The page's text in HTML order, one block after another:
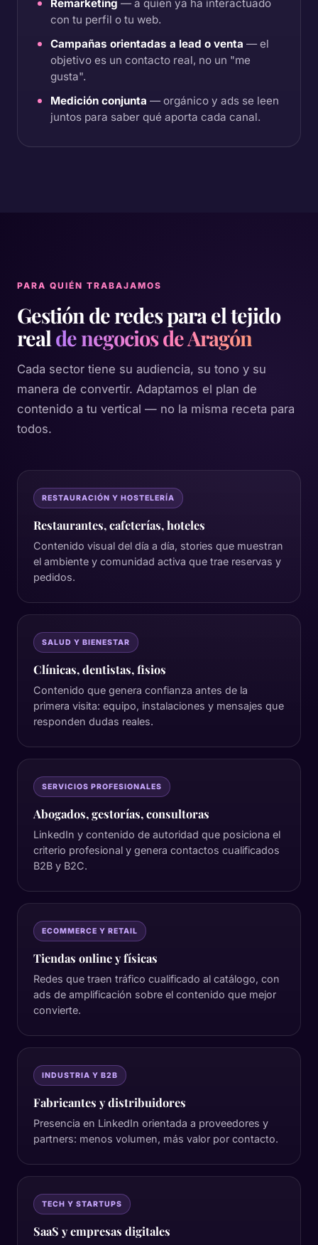
Remarketing — a quien ya ha interactuado
con tu perfil o tu web.
Campañas orientadas a lead o venta — el
objetivo es un contacto real, no un "me
gusta".
Medición conjunta — orgánico y ads se leen
juntos para saber qué aporta cada canal.
PARA QUIÉN TRABAJAMOS
Gestión de redes para el tejido
real de negocios de Aragón
Cada sector tiene su audiencia, su tono y su
manera de convertir. Adaptamos el plan de
contenido a tu vertical — no la misma receta para
todos.
RESTAURACIÓN Y HOSTELERÍA
Restaurantes, cafeterías, hoteles
Contenido visual del día a día, stories que muestran
el ambiente y comunidad activa que trae reservas y
pedidos.
SALUD Y BIENESTAR
Clínicas, dentistas, fisios
Contenido que genera confianza antes de la
primera visita: equipo, instalaciones y mensajes que
responden dudas reales.
SERVICIOS PROFESIONALES
Abogados, gestorías, consultoras
LinkedIn y contenido de autoridad que posiciona el
criterio profesional y genera contactos cualificados
B2B y B2C.
ECOMMERCE Y RETAIL
Tiendas online y físicas
Redes que traen tráfico cualificado al catálogo, con
ads de amplificación sobre el contenido que mejor
convierte.
INDUSTRIA Y B2B
Fabricantes y distribuidores
Presencia en LinkedIn orientada a proveedores y
partners: menos volumen, más valor por contacto.
TECH Y STARTUPS
SaaS y empresas digitales